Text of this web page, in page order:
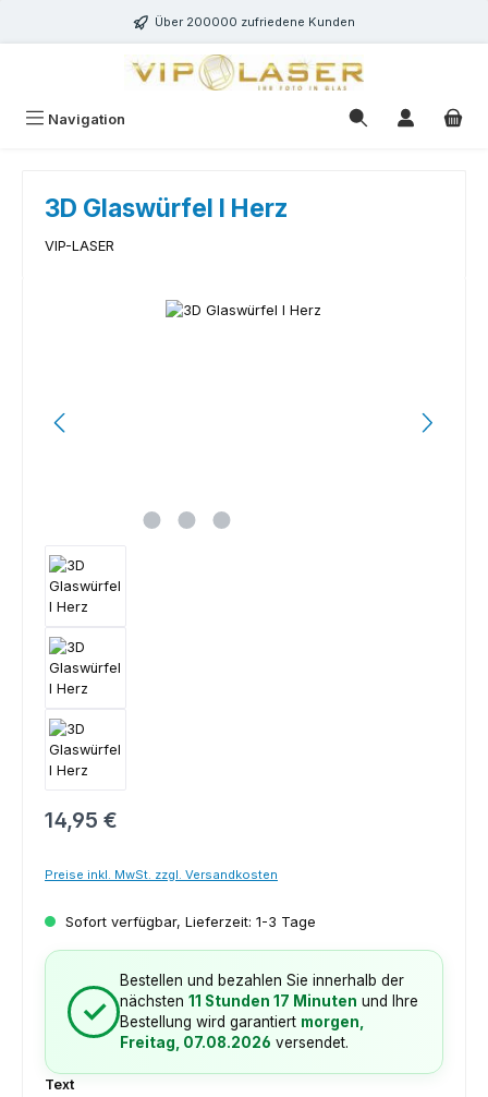
Zum Hauptinhalt springenÜber 200000 zufriedene Kunden
Navigation
3D Glaswürfel I Herz
VIP-LASER
Bildergalerie überspringen
Regulärer Preis:
14,95 €
Preise inkl. MwSt. zzgl. Versandkosten
Sofort verfügbar, Lieferzeit: 1-3 Tage
✓
Bestellen und bezahlen Sie innerhalb der
nächsten 11 Stunden 17 Minuten und Ihre
Bestellung wird garantiert morgen,
Freitag, 07.08.2026 versendet.
Textauswählen